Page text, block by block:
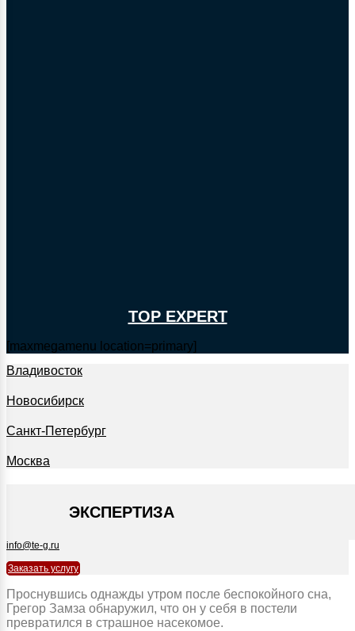
TOP EXPERT
[maxmegamenu location=primary]
Владивосток
Новосибирск
Санкт-Петербург
Москва
ЭКСПЕРТИЗА
info@te-g.ru
Заказать услугу
Проснувшись однажды утром после беспокойного сна,
Грегор Замза обнаружил, что он у себя в постели
превратился в страшное насекомое.